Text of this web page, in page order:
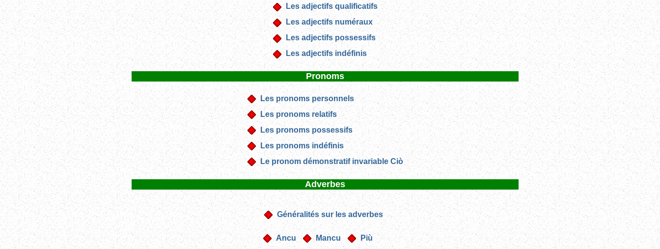
Les adjectifs qualificatifs
Les adjectifs numéraux
Les adjectifs possessifs
Les adjectifs indéfinis
Pronoms
Les pronoms personnels
Les pronoms relatifs
Les pronoms possessifs
Les pronoms indéfinis
Le pronom démonstratif invariable Ciò
Adverbes
Généralités sur les adverbes
Ancu Mancu
Più